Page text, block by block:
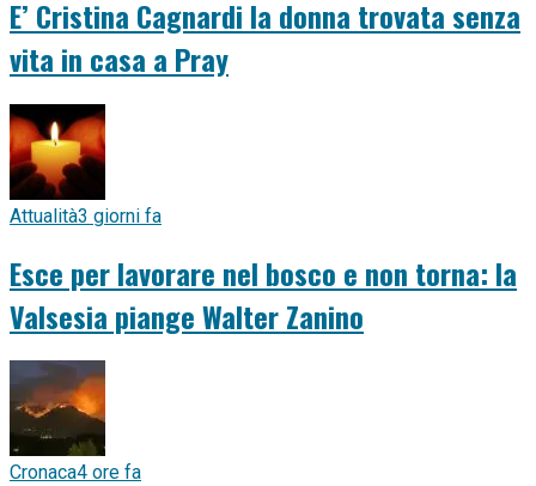
E’ Cristina Cagnardi la donna trovata senza
vita in casa a Pray
Attualità3 giorni fa
Esce per lavorare nel bosco e non torna: la
Valsesia piange Walter Zanino
Cronaca4 ore fa